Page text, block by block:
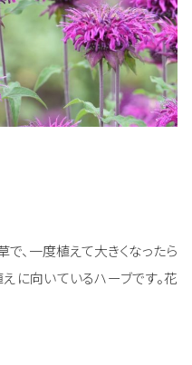
で、一度植えて大きくなったら
に向いているハーブです。花